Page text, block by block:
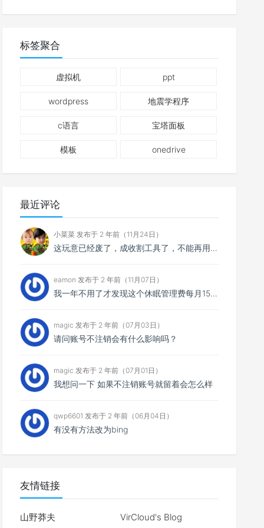
标签聚合
虚拟机 ppt
wordpress 地震学程序
c语言 宝塔面板
模板 onedrive
最近评论
小菜菜 发布于 2 年前（11月24日）
这玩意已经废了，成收割工具了，不能再用了。
eamon 发布于 2 年前（11月07日）
我一年不用了才发现这个休眠管理费每月15，一共扣了我135元，然后我消费还消费不了，我宁愿消费掉也不...
magic 发布于 2 年前（07月03日）
请问账号不注销会有什么影响吗？
magic 发布于 2 年前（07月01日）
我想问一下 如果不注销账号就留着会怎么样
qwp6601 发布于 2 年前（06月04日）
有没有方法改为bing
友情链接
山野莽夫 VirCloud's Blog